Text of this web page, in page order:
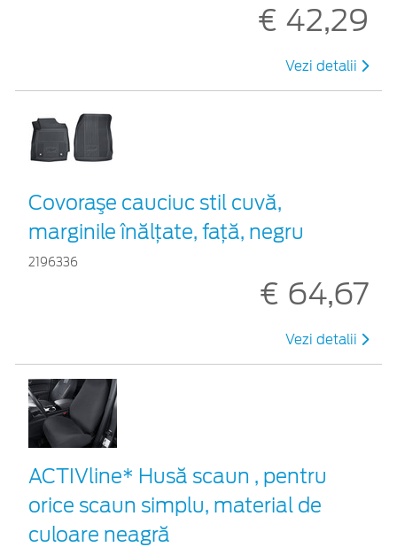
€ 42,29
Vezi detalii
Covoraşe cauciuc stil cuvă,
marginile înălțate, față, negru
2196336
€ 64,67
Vezi detalii
ACTIVline* Husă scaun , pentru
orice scaun simplu, material de
culoare neagră